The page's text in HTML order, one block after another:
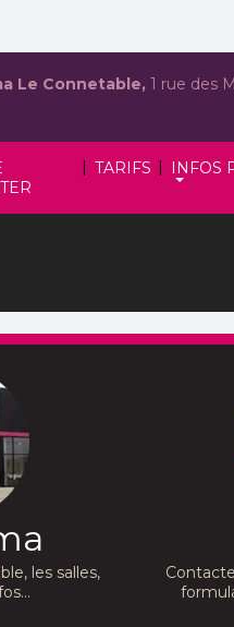
| TARIFS | INFOS
Le Connetable, 1 rue des
les salles,